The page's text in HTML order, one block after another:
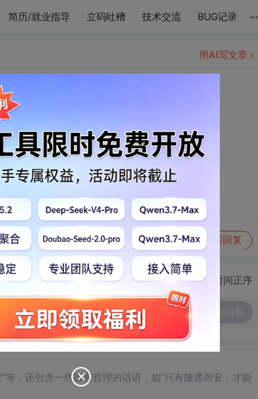
简历/就业指导 立码吐槽 技术交流 BUG记录 ...
举报 写回复
用AI写文章
切换为时间正序
，还包含一些富有哲理的话语，如“只有随遇而安，才能